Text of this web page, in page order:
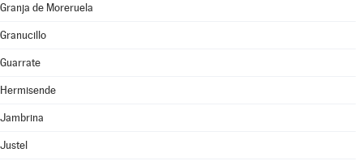
Granja de Moreruela
Granucillo
Guarrate
Hermisende
Jambrina
Justel